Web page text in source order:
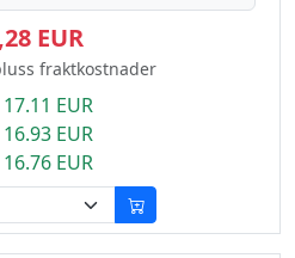
EUR
fraktkostnader
EUR
EUR
EUR